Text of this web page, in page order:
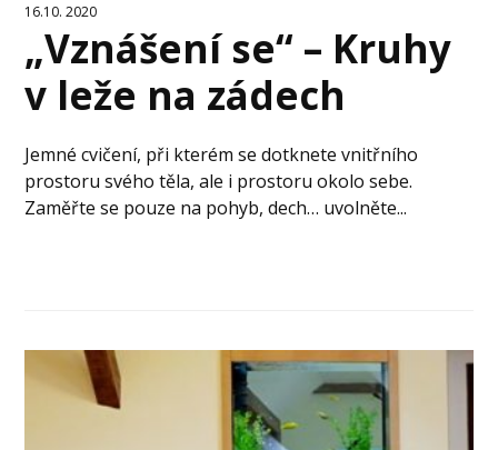
16.10. 2020
„Vznášení se“ – Kruhy
v leže na zádech
Jemné cvičení, při kterém se dotknete vnitřního
prostoru svého těla, ale i prostoru okolo sebe.
Zaměřte se pouze na pohyb, dech… uvolněte...